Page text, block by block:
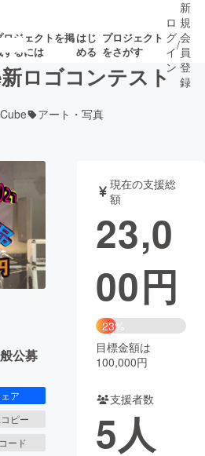
ロジェクトを掲
するには
はじ
める
プロジェクト
をさがす
ガジェット ゲーム・サ
チャレンジ
Good
CAMPFIRE Creation
納税
コミュニティ
ロ
グ
イ
ン
/
新
規
会
員
登
録
ロゴコンテスト
アート・写真
公募
ア
ピー
ード
現在の支援総
額
23,0
00円
23%
目標金額は
100,000円
支援者数
5人